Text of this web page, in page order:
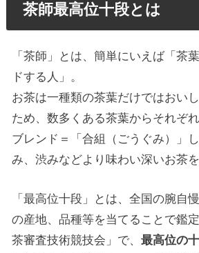
茶師最高位十段とは
「茶師」とは、簡単にいえば「茶
ドする人」。
お茶は一種類の茶葉だけではおい
ため、数多くある茶葉からそれぞ
ブレンド＝「合組（ごうぐみ）」
み、渋みなどより味わい深いお茶を
「最高位十段」とは、全国の腕自
の産地、品種等を当てることで鑑
茶審査技術競技会」で、最高位の